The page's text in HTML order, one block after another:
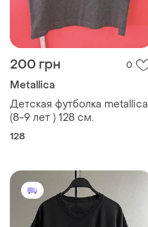
200 грн 0
Metallica
Детская футболка metallica
(8-9 лет ) 128 см.
128